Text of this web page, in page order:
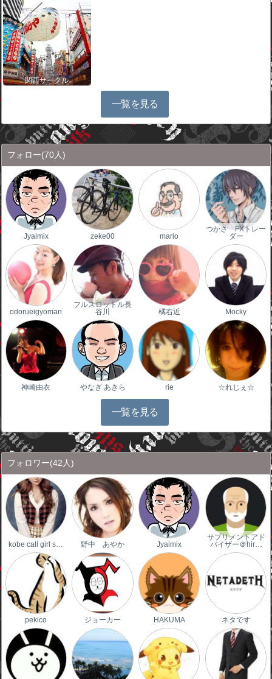
関西サークル
一覧を見る
フォロー(70人)
Jyaimix zeke00 mario
つかさ FXトレー
ダー
odorueigyoman
フルスロットル長
谷川
橘右近 Mocky
神崎由衣 やなぎ あきら rie ☆れじぇ☆
一覧を見る
フォロワー(42人)
kobe call girl s… 野中 あやか Jyaimix
サプリメントアド
バイザー＠hir…
pekico ジョーカー HAKUMA ネタです